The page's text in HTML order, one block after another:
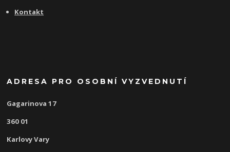
Kontakt
ADRESA PRO OSOBNÍ VYZVEDNUTÍ
Gagarinova 17
360 01
Karlovy Vary